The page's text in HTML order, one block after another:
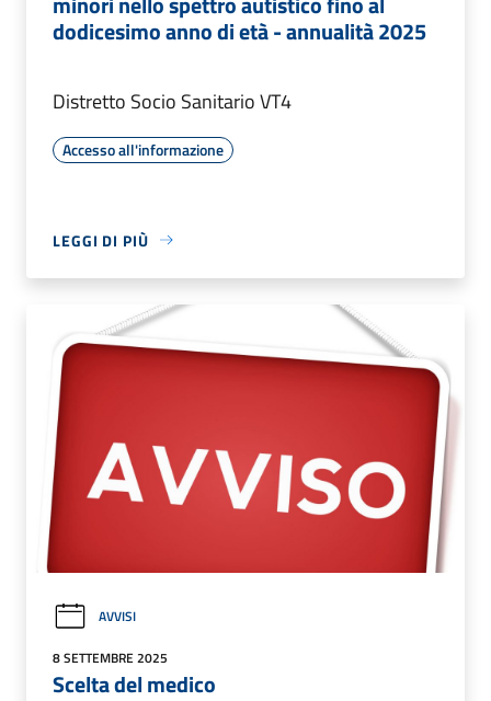
dodicesimo anno di età - annualità 2025
Distretto Socio Sanitario VT4
Accesso all'informazione
LEGGI DI PIÙ
AVVISI
8 SETTEMBRE 2025
Scelta del medico